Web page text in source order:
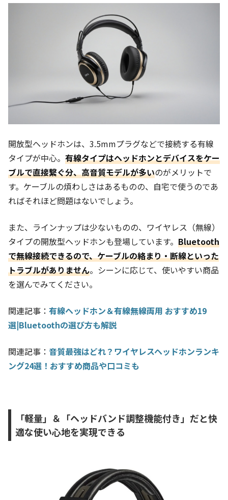
開放型ヘッドホンは、3.5mmプラグなどで接続する有線
タイプが中心。 有線タイプはヘッドホンとデバイスをケー
ブルで直接繋ぐ分、高音質モデルが多いのがメリットで
す。ケーブルの煩わしさはあるものの、自宅で使うのであ
ればそれほど問題はないでしょう。
また、ラインナップは少ないものの、ワイヤレス（無線）
タイプの開放型ヘッドホンも登場しています。 Bluetooth
で無線接続できるので、ケーブルの絡まり・断線といった
トラブルがありません。シーンに応じて、使いやすい商品
を選んでみてください。
関連記事： 有線ヘッドホン＆有線無線両用 おすすめ19
選|Bluetoothの選び方も解説
関連記事： 音質最強はどれ？ワイヤレスヘッドホンランキ
ング24選！おすすめ商品や口コミも
「軽量」＆「ヘッドバンド調整機能付き」だと快
適な使い心地を実現できる